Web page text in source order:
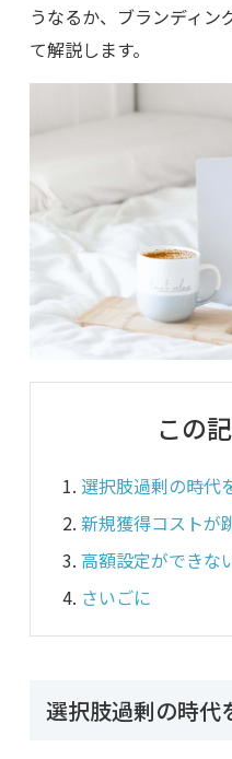
うなるか、ブランディン
て解説します。
この
選択肢過剰の時代
新規獲得コストが
高額設定ができな
さいごに
選択肢過剰の時代